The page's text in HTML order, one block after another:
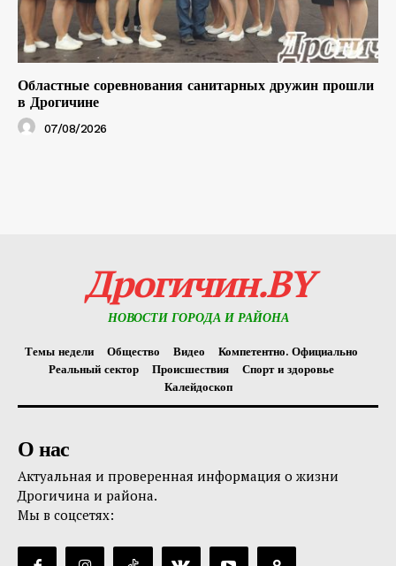
Областные соревнования санитарных дружин прошли
в Дрогичине
07/08/2026
Дрогичин.BY
НОВОСТИ ГОРОДА И РАЙОНА
Темы недели Общество Видео
Компетентно. Официально
Реальный сектор
Происшествия
Спорт и здоровье
Калейдоскоп
О нас
Актуальная и проверенная информация о жизни
Дрогичина и района.
Мы в соцсетях: